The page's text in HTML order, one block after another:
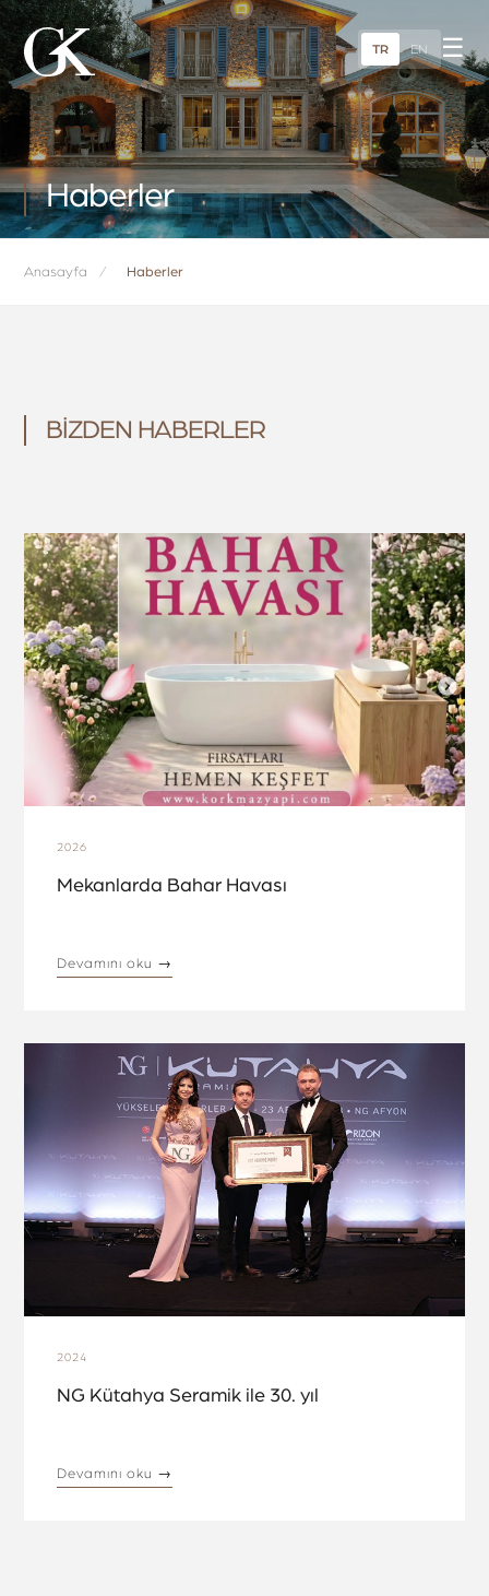
TR EN ☰
Haberler
Anasayfa / Haberler
BİZDEN HABERLER
2026
Mekanlarda Bahar Havası
Devamını oku →
2024
NG Kütahya Seramik ile 30. yıl
Devamını oku →